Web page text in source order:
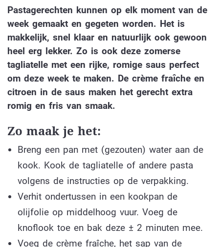
Pastagerechten kunnen op elk moment van de
week gemaakt en gegeten worden. Het is
makkelijk, snel klaar en natuurlijk ook gewoon
heel erg lekker. Zo is ook deze zomerse
tagliatelle met een rijke, romige saus perfect
om deze week te maken. De crème fraîche en
citroen in de saus maken het gerecht extra
romig en fris van smaak.
Zo maak je het:
Breng een pan met (gezouten) water aan de
kook. Kook de tagliatelle of andere pasta
volgens de instructies op de verpakking.
Verhit ondertussen in een kookpan de
olijfolie op middelhoog vuur. Voeg de
knoflook toe en bak deze ± 2 minuten mee.
Voeg de crème fraîche, het sap van de